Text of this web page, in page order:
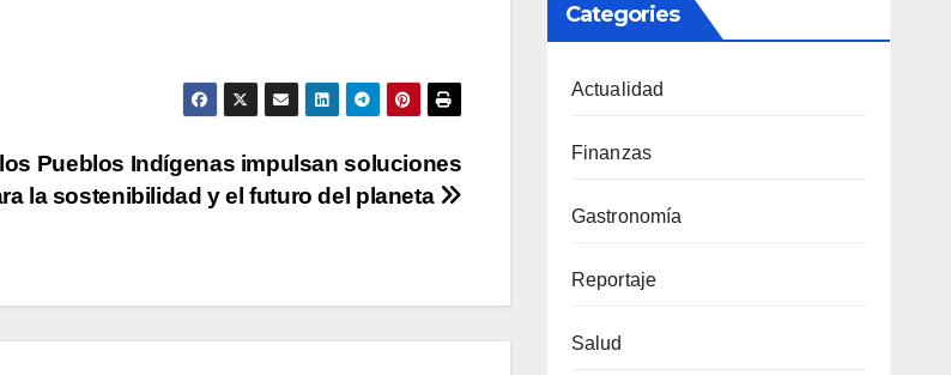
los Pueblos Indígenas impulsan soluciones
la sostenibilidad y el futuro del planeta
Categories
Actualidad
Finanzas
Gastronomía
Reportaje
Salud